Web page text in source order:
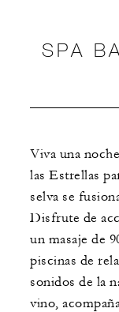
SPA
Viva una
las Estrellas
selva se
Disfrute de
un masaje de
piscinas de
sonidos de la
vino,